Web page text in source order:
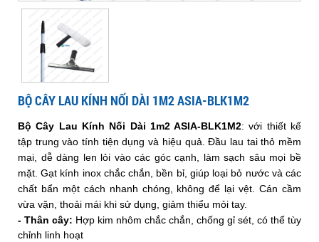
dài
1m2
ASIA-
BLK1M2
dài
1m2
ASIA-
BLK1M2
BỘ CÂY LAU KÍNH NỐI DÀI 1M2 ASIA-BLK1M2
Bộ Cây Lau Kính Nối Dài 1m2 ASIA-BLK1M2: với thiết kế
tập trung vào tính tiện dụng và hiệu quả. Đầu lau tai thỏ mềm
mại, dễ dàng len lỏi vào các góc cạnh, làm sạch sâu mọi bề
mặt. Gạt kính inox chắc chắn, bền bỉ, giúp loại bỏ nước và các
chất bẩn một cách nhanh chóng, không để lại vệt. Cán cầm
vừa vặn, thoải mái khi sử dụng, giảm thiểu mỏi tay.
- Thân cây: Hợp kim nhôm chắc chắn, chống gỉ sét, có thể tùy
chỉnh linh hoạt